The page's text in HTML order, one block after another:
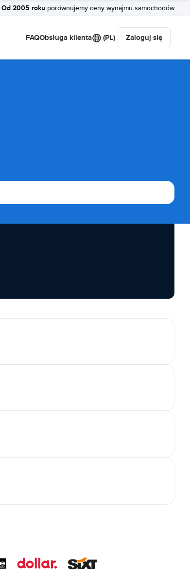
Od 2005 roku porównujemy ceny wynajmu samochodów
FAQObsługa klienta (PL) Zaloguj się